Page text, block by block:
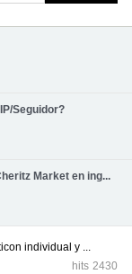
Seguidor?
Market en ing...
individual y ...
hits 2430